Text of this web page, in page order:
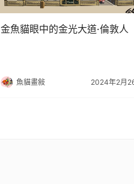
金魚貓眼中的金光大道·倫敦人
魚貓畫敍 2024年2月